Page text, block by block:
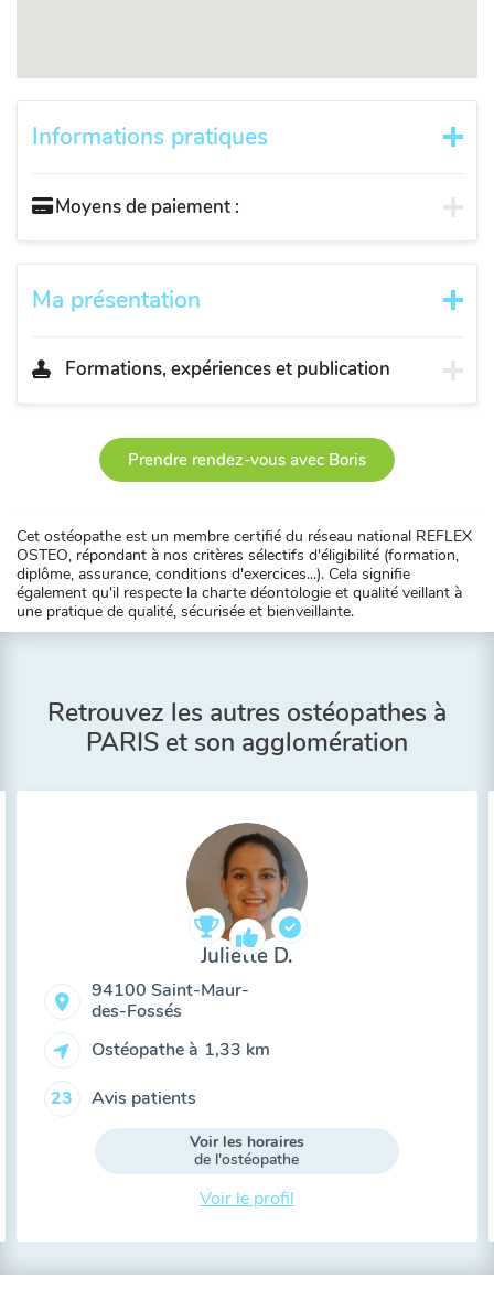
Informations pratiques
Moyens de paiement :
Ma présentation
Formations, expériences et publication
Prendre rendez-vous avec Boris
Cet ostéopathe est un membre certifié du réseau national REFLEX
OSTEO, répondant à nos critères sélectifs d'éligibilité (formation,
diplôme, assurance, conditions d'exercices...). Cela signifie
également qu'il respecte la charte déontologie et qualité veillant à
une pratique de qualité, sécurisée et bienveillante.
Retrouvez les autres ostéopathes à
PARIS et son agglomération
Juliette D.
94100 Saint-Maur-
des-Fossés
Ostéopathe à 1,33 km
23 Avis patients
Voir les horaires
de l'ostéopathe
Voir le profil